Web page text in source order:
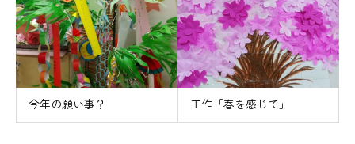
今年の願い事？ 工作「春を感じて」